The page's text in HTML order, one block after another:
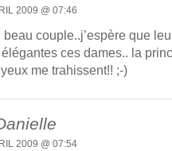
2009 @ 07:46
beau couple..j’espère que
ces dames.. la
me trahissent!! ;-)
2009 @ 07:54